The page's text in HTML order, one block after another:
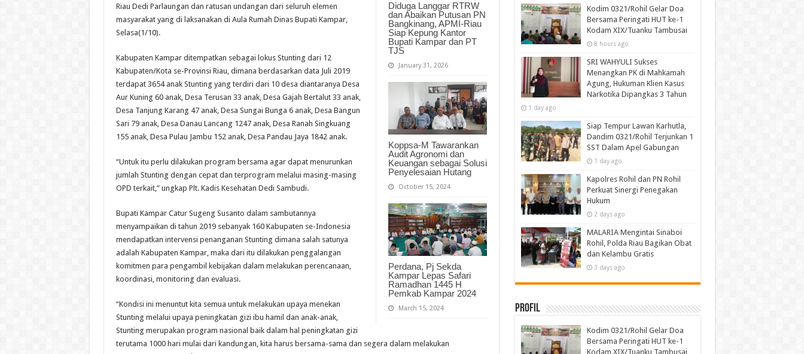
Diduga Langgar RTRW
dan Abaikan Putusan PN
Bangkinang, APMI-Riau
Siap Kepung Kantor
Bupati Kampar dan PT
TJS
January 31, 2026
Koppsa-M Tawarankan
Audit Agronomi dan
Keuangan sebagai Solusi
Penyelesaian Hutang
October 15, 2024
Perdana, Pj Sekda
Kampar Lepas Safari
Ramadhan 1445 H
Pemkab Kampar 2024
March 15, 2024
Riau Dedi Parlaungan dan ratusan undangan dari seluruh elemen
masyarakat yang di laksanakan di Aula Rumah Dinas Bupati Kampar,
Selasa(1/10).
Kabupaten Kampar ditempatkan sebagai lokus Stunting dari 12
Kabupaten/Kota se-Provinsi Riau, dimana berdasarkan data Juli 2019
terdapat 3654 anak Stunting yang terdiri dari 10 desa diantaranya Desa
Aur Kuning 60 anak, Desa Terusan 33 anak, Desa Gajah Bertalut 33 anak,
Desa Tanjung Karang 47 anak, Desa Sungai Bunga 6 anak, Desa Bangun
Sari 79 anak, Desa Danau Lancang 1247 anak, Desa Ranah Singkuang
155 anak, Desa Pulau Jambu 152 anak, Desa Pandau Jaya 1842 anak.
“Untuk itu perlu dilakukan program bersama agar dapat menurunkan
jumlah Stunting dengan cepat dan terprogram melalui masing-masing
OPD terkait,” ungkap Plt. Kadis Kesehatan Dedi Sambudi.
Bupati Kampar Catur Sugeng Susanto dalam sambutannya
menyampaikan di tahun 2019 sebanyak 160 Kabupaten se-Indonesia
mendapatkan intervensi penanganan Stunting dimana salah satunya
adalah Kabupaten Kampar, maka dari itu dilakukan penggalangan
komitmen para pengambil kebijakan dalam melakukan perencanaan,
koordinasi, monitoring dan evaluasi.
“Kondisi ini menuntut kita semua untuk melakukan upaya menekan
Stunting melalui upaya peningkatan gizi ibu hamil dan anak-anak,
Stunting merupakan program nasional baik dalam hal peningkatan gizi
terutama 1000 hari mulai dari kandungan, kita harus bersama-sama dan segera dalam melakukan
Kodim 0321/Rohil Gelar Doa
Bersama Peringati HUT ke-1
Kodam XIX/Tuanku Tambusai
8 hours ago
SRI WAHYULI Sukses
Menangkan PK di Mahkamah
Agung, Hukuman Klien Kasus
Narkotika Dipangkas 3 Tahun
1 day ago
Siap Tempur Lawan Karhutla,
Dandim 0321/Rohil Terjunkan 1
SST Dalam Apel Gabungan
1 day ago
Kapolres Rohil dan PN Rohil
Perkuat Sinergi Penegakan
Hukum
2 days ago
MALARIA Mengintai Sinaboi
Rohil, Polda Riau Bagikan Obat
dan Kelambu Gratis
3 days ago
Profil
Kodim 0321/Rohil Gelar Doa
Bersama Peringati HUT ke-1
Kodam XIX/Tuanku Tambusai